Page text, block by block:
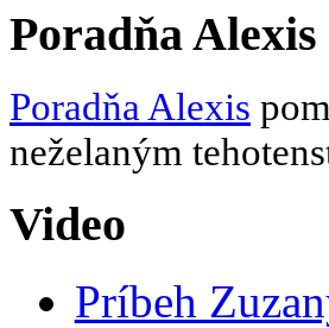
Poradňa Alexis
Poradňa Alexis
neželaným
Video
Príbeh